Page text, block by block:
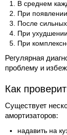
В среднем
При
После
При
При
Регулярная
проблему и
Как
Существует
амортизаторов:
надавить на